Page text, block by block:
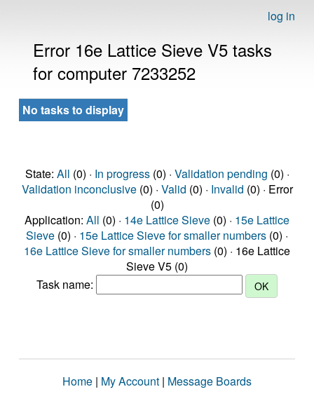
log in
Error 16e Lattice Sieve V5 tasks
for computer 7233252
No tasks to display
State: All (0) · In progress(0) · Validation pending (0) ·
Validation inconclusive(0) · Valid (0) · Invalid (0) · Error
(0)
Application: All (0) · 14e Lattice Sieve (0) · 15e Lattice
Sieve (0) · 15e Lattice Sieve for smaller numbers (0) ·
16e Lattice Sieve for smaller numbers (0) · 16e Lattice
Sieve V5 (0)
Task name:
Home | My Account | Message Boards